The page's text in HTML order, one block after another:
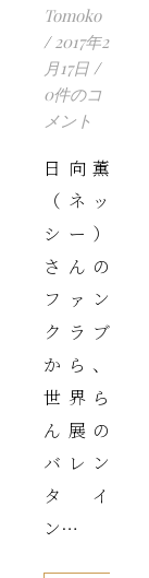
Tomoko
/ 2017年2
月17日 /
0件のコ
メント
日向薫
（ネッ
シー）
さんの
ファン
クラブ
から、
世界ら
ん展の
バレン
タイ
ン…